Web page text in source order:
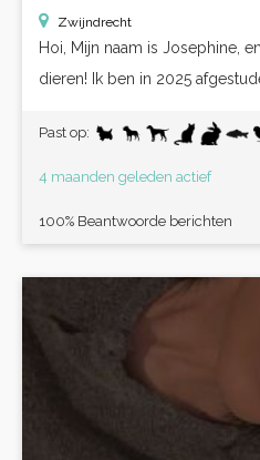
Zwijndrecht
Hoi, Mijn naam is Josephine,
dieren! Ik ben in 2025
Past op:
4 maanden geleden actief
100% Beantwoorde berichten